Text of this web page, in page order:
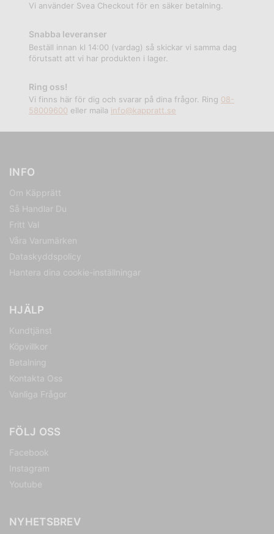
Vi använder Svea Checkout för en säker betalning.
Snabba leveranser
Beställ innan kl 14:00 (vardag) så skickar vi samma dag
förutsatt att vi har produkten i lager.
Ring oss!
Vi finns här för dig och svarar på dina frågor. Ring 08-
58009600 eller maila info@kappratt.se
INFO
Om Käpprätt
Så Handlar Du
Fritt Val
Våra Varumärken
Dataskyddspolicy
Hantera dina cookie-inställningar
HJÄLP
Kundtjänst
Köpvillkor
Betalning
Kontakta Oss
Vanliga Frågor
FÖLJ OSS
Facebook
Instagram
Youtube
NYHETSBREV